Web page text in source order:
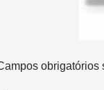
obrigatórios